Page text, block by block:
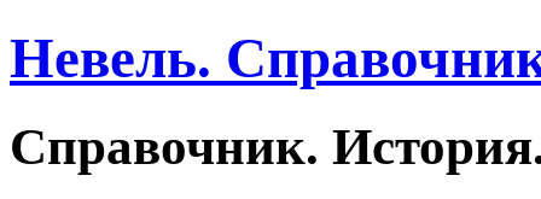
Невель.
Справочник.